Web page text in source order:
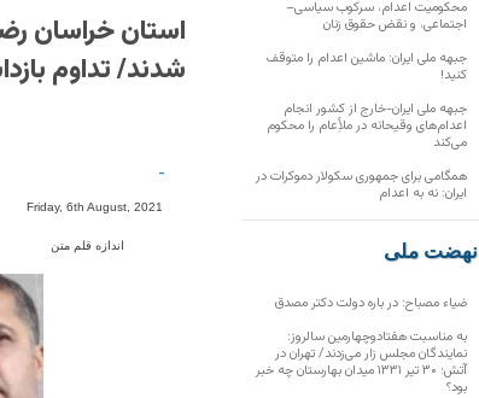
استان خراسان
شدند/ تداوم
-
Friday, 6th August, 2021
اندازه قلم متن
محکومیت اعدام، سرکوب سیاسی–
اجتماعی، و نقض حقوق زنان
جبهه ملی ایران: ماشین اعدام را متوقف
کنید!
جبهه ملی ایران-خارج از کشور انجام
اعدام‌های وقیحانه در ملأِعام را محکوم
می‌کند
همگامی برای جمهوری سکولار دموکرات در
ایران: نه به اعدام
نهضت ملی
ضیاء مصباح: در باره دولت دکتر مصدق
به مناسبت هفتادوچهارمین سالروز:
نمایندگان مجلس زار می‌زدند/ تهران در
آتش؛ ۳۰ تیر ۱۳۳۱ میدان بهارستان چه خبر
بود؟